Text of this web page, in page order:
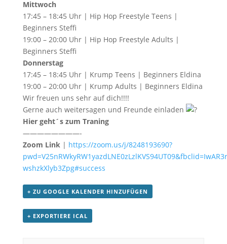
Mittwoch
17:45 – 18:45 Uhr | Hip Hop Freestyle Teens |
Beginners Steffi
19:00 – 20:00 Uhr | Hip Hop Freestyle Adults |
Beginners Steffi
Donnerstag
17:45 – 18:45 Uhr | Krump Teens | Beginners Eldina
19:00 – 20:00 Uhr | Krump Adults | Beginners Eldina
Wir freuen uns sehr auf dich!!!!
Gerne auch weitersagen und Freunde einladen
Hier geht´s zum Traning
————————-
Zoom Link | https://zoom.us/j/8248193690?
wshzkXlyb3Zpg#success
+ ZU GOOGLE KALENDER HINZUFÜGEN
+ EXPORTIERE ICAL